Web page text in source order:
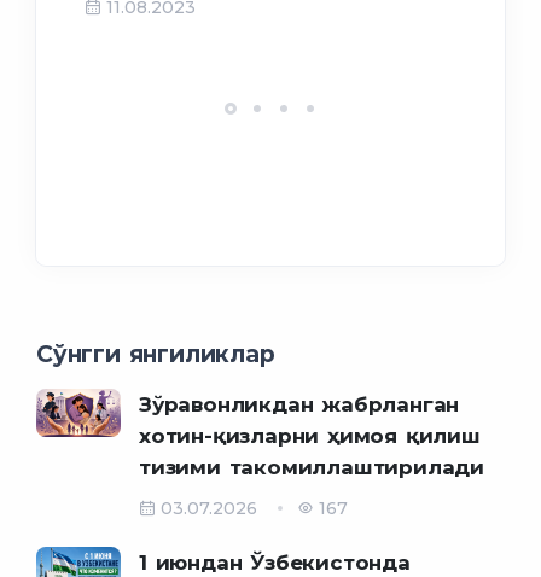
11.08.2023
Сўнгги янгиликлар
Зўравонликдан жабрланган
хотин-қизларни ҳимоя қилиш
тизими такомиллаштирилади
03.07.2026 167
1 июндан Ўзбекистонда